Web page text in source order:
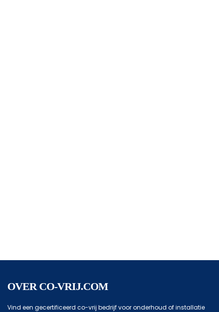
OVER CO-VRIJ.COM
Vind een gecertificeerd co-vrij bedrijf voor onderhoud of installatie